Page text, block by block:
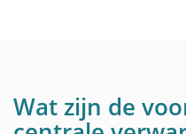
Wat zijn de